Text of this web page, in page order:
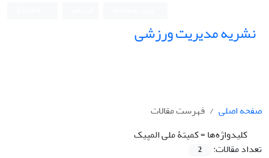
نشریه مدیریت ورزشی
صفحه اصلی
فهرست مقالات
کلیدواژه‌ها =کمیتۀ ملی المپیک
تعداد مقالات:
2